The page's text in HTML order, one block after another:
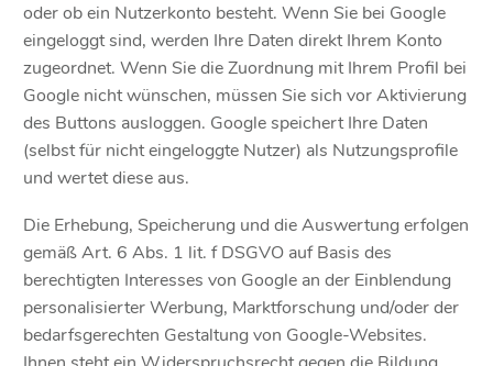
oder ob ein Nutzerkonto besteht. Wenn Sie bei Google
eingeloggt sind, werden Ihre Daten direkt Ihrem Konto
zugeordnet. Wenn Sie die Zuordnung mit Ihrem Profil bei
Google nicht wünschen, müssen Sie sich vor Aktivierung
des Buttons ausloggen. Google speichert Ihre Daten
(selbst für nicht eingeloggte Nutzer) als Nutzungsprofile
und wertet diese aus.
Die Erhebung, Speicherung und die Auswertung erfolgen
gemäß Art. 6 Abs. 1 lit. f DSGVO auf Basis des
berechtigten Interesses von Google an der Einblendung
personalisierter Werbung, Marktforschung und/oder der
bedarfsgerechten Gestaltung von Google-Websites.